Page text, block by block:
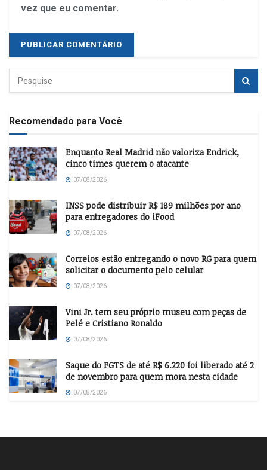
vez que eu comentar.
Recomendado para Você
Enquanto Real Madrid não valoriza Endrick,
cinco times querem o atacante
07/08/2026
INSS pode distribuir R$ 189 milhões por ano
para entregadores do iFood
07/08/2026
Correios estão entregando o novo RG para quem
solicitar o documento pelo celular
07/08/2026
Vini Jr. tem seu próprio museu com peças de
Pelé e Cristiano Ronaldo
07/08/2026
Saque do FGTS de até R$ 6.220 foi liberado até 2
de novembro para quem mora nesta cidade
07/08/2026